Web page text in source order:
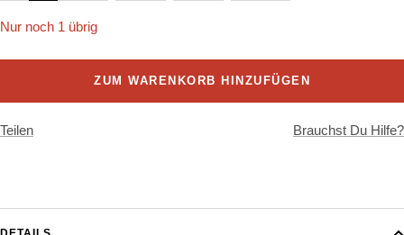
Nur noch 1 übrig
ZUM WARENKORB HINZUFÜGEN
Teilen Brauchst Du Hilfe?